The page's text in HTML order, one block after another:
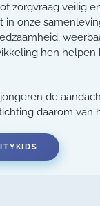
zorgvraag veilig
onze
hen helpen
de
daarom van